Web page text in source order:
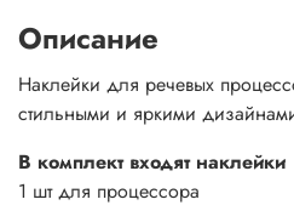
Описание
Наклейки для речевых
стильными и яркими
В комплект входят наклейки
1 шт для процессора